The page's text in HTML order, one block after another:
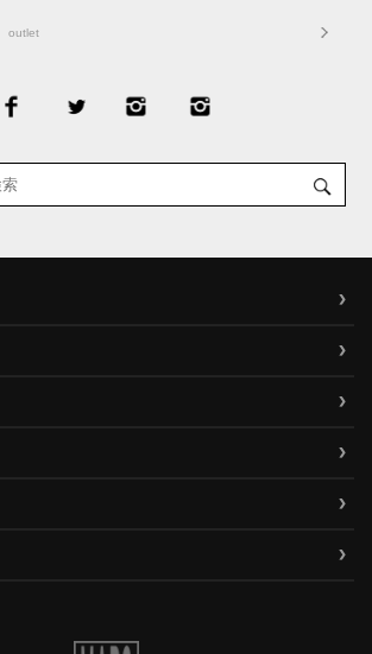
outlet